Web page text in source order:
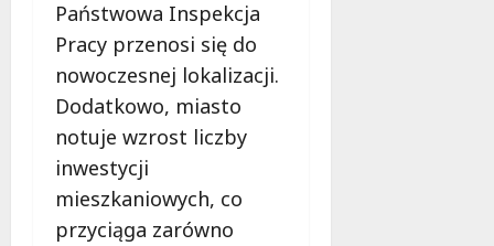
Państwowa Inspekcja
Pracy przenosi się do
nowoczesnej lokalizacji.
Dodatkowo, miasto
notuje wzrost liczby
inwestycji
mieszkaniowych, co
przyciąga zarówno